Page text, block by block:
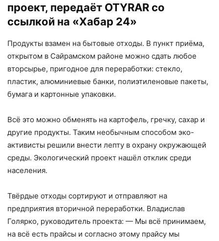
проект, передаёт OTYRAR со
ссылкой на «Хабар 24»
Продукты взамен на бытовые отходы. В пункт приёма,
открытом в Сайрамском районе можно сдать любое
вторсырье, пригодное для переработки: стекло,
пластик, алюминиевые банки, полиэтиленовые пакеты,
бумага и картонные упаковки.
Всё это можно обменять на картофель, гречку, сахар и
другие продукты. Таким необычным способом эко-
активисты решили внести лепту в охрану окружающей
среды. Экологический проект нашёл отклик среди
населения.
Твёрдые отходы сортируют и отправляют на
предприятия вторичной переработки. Владислав
Голярко, руководитель проекта: — Мы всё принимаем,
на всё есть прайсы и согласно этому прайсу мы